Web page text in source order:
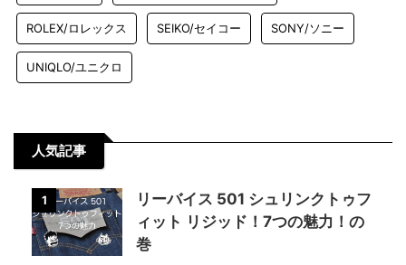
ROLEX/ロレックス SEIKO/セイコー SONY/ソニー
UNIQLO/ユニクロ
人気記事
1
リーバイス 501 シュリンクトゥフ
ィット リジッド！7つの魅力！の
巻